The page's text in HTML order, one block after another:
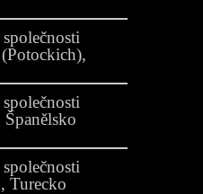
Turecko